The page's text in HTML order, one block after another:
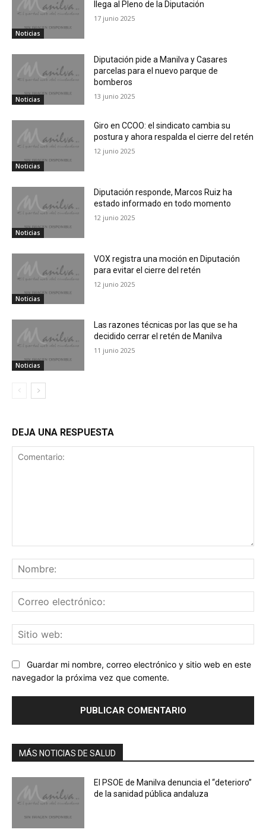
Noticias
llega al Pleno de la Diputación
17 junio 2025
Noticias
Diputación pide a Manilva y Casares
parcelas para el nuevo parque de
bomberos
13 junio 2025
Noticias
Giro en CCOO: el sindicato cambia su
postura y ahora respalda el cierre del retén
12 junio 2025
Noticias
Diputación responde, Marcos Ruiz ha
estado informado en todo momento
12 junio 2025
Noticias
VOX registra una moción en Diputación
para evitar el cierre del retén
12 junio 2025
Noticias
Las razones técnicas por las que se ha
decidido cerrar el retén de Manilva
11 junio 2025
DEJA UNA RESPUESTA
Guardar mi nombre, correo electrónico y sitio web en este
navegador la próxima vez que comente.
MÁS NOTICIAS DE SALUD
El PSOE de Manilva denuncia el “deterioro”
de la sanidad pública andaluza